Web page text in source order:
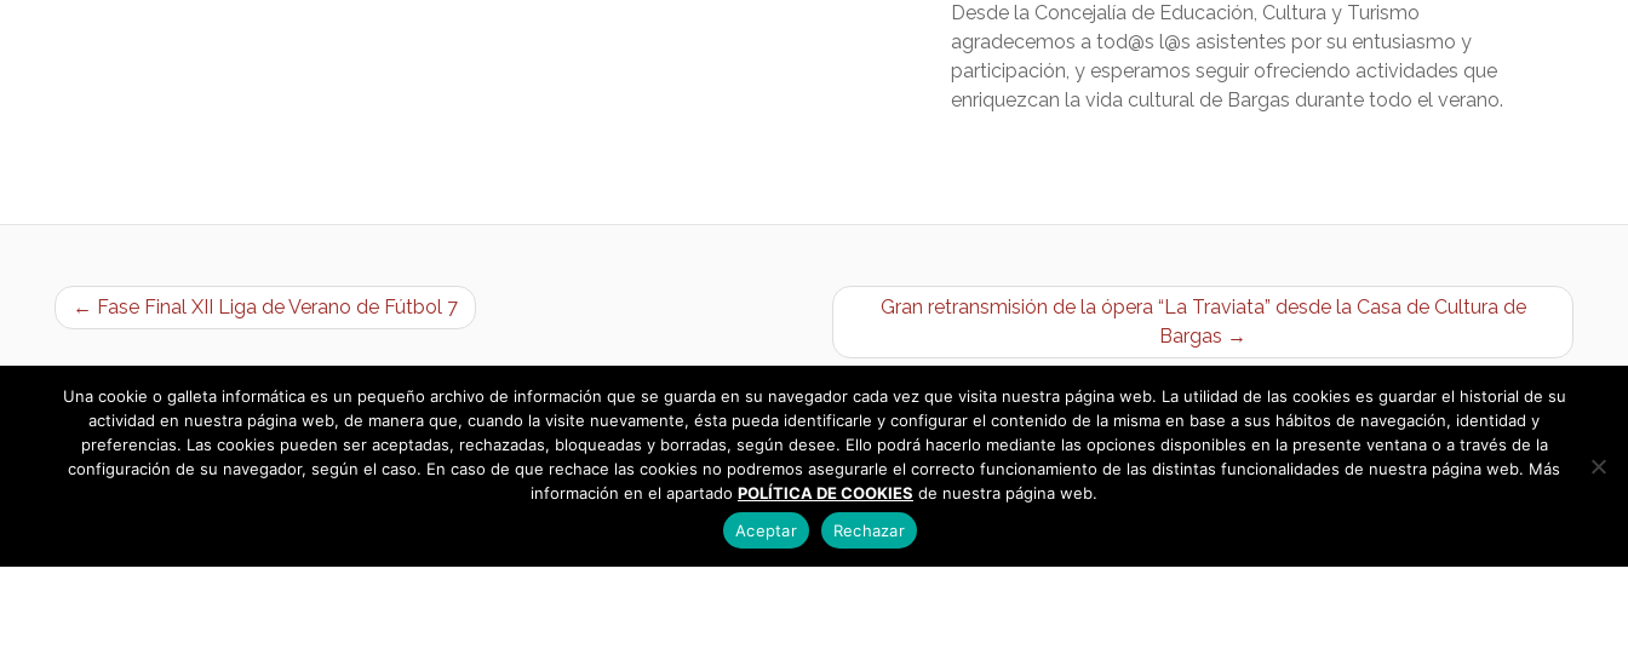
Desde la Concejalía de Educación, Cultura y Turismo
agradecemos a tod@s l@s asistentes por su entusiasmo y
participación, y esperamos seguir ofreciendo actividades que
enriquezcan la vida cultural de Bargas durante todo el verano.
← Fase Final XII Liga de Verano de Fútbol 7
Gran retransmisión de la ópera “La Traviata” desde la Casa de Cultura de
Bargas →
Una cookie o galleta informática es un pequeño archivo de información que se guarda en su navegador cada vez que visita nuestra página web. La utilidad de las cookies es guardar el historial de su
actividad en nuestra página web, de manera que, cuando la visite nuevamente, ésta pueda identificarle y configurar el contenido de la misma en base a sus hábitos de navegación, identidad y
preferencias. Las cookies pueden ser aceptadas, rechazadas, bloqueadas y borradas, según desee. Ello podrá hacerlo mediante las opciones disponibles en la presente ventana o a través de la
configuración de su navegador, según el caso. En caso de que rechace las cookies no podremos asegurarle el correcto funcionamiento de las distintas funcionalidades de nuestra página web. Más
información en el apartado POLÍTICA DE COOKIES de nuestra página web.
Aceptar
Rechazar